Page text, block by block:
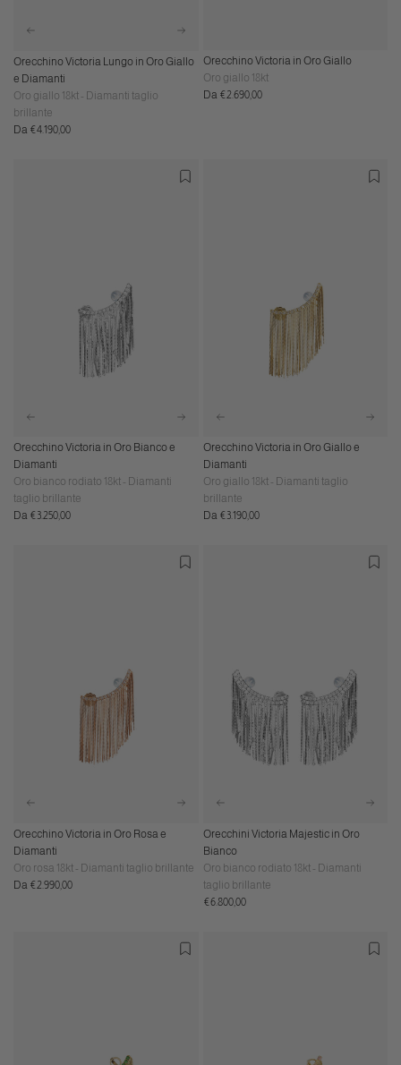
Orecchino Victoria Lungo in Oro Giallo
e Diamanti
Oro giallo 18kt - Diamanti taglio
brillante
Prezzo
Da €4.190,00
Orecchino Victoria in Oro Giallo
Oro giallo 18kt
Prezzo
Da €2.690,00
Orecchino Victoria in Oro Bianco e
Diamanti
Oro bianco rodiato 18kt - Diamanti
taglio brillante
Prezzo
Da €3.250,00
Orecchino Victoria in Oro Giallo e
Diamanti
Oro giallo 18kt - Diamanti taglio
brillante
Prezzo
Da €3.190,00
Orecchino Victoria in Oro Rosa e
Diamanti
Oro rosa 18kt - Diamanti taglio brillante
Prezzo
Da €2.990,00
Orecchini Victoria Majestic in Oro
Bianco
Oro bianco rodiato 18kt - Diamanti
taglio brillante
Prezzo
€6.800,00